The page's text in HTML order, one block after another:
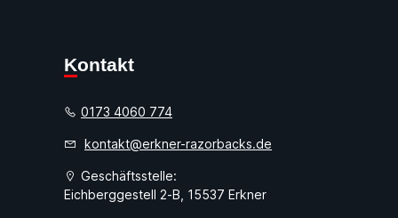
Kontakt
0173 4060 774
kontakt@erkner-razorbacks.de
Geschäftsstelle:
Eichberggestell 2-B, 15537 Erkner